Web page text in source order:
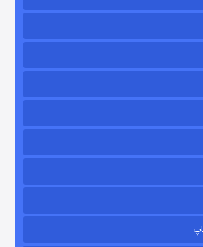
۶ (زیرنویس) منتشر شد
۱۵ (دوبله) منتشر شد